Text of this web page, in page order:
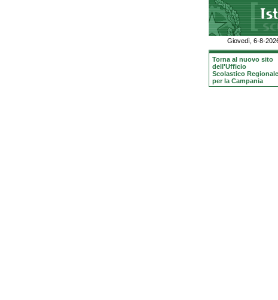
Giovedì, 6-8-
Torna al nuovo sito
dell'Ufficio
Scolastico Regionale
per la Campania